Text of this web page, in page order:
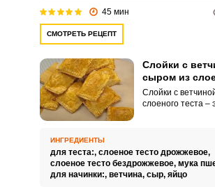
приготовления
или в
45 мин
СМОТРЕТЬ РЕЦЕПТ
Слойки с
сыром из
Слойки с
слоеного теста –
Основной чертой
является
слоеного теста,
обеспечивает
ИНГРЕДИЕНТЫ
для теста:, слоеное тесто дрожжевое,
слоеное тесто бездрожжевое, мука
для начинки:, ветчина, сыр, яйцо